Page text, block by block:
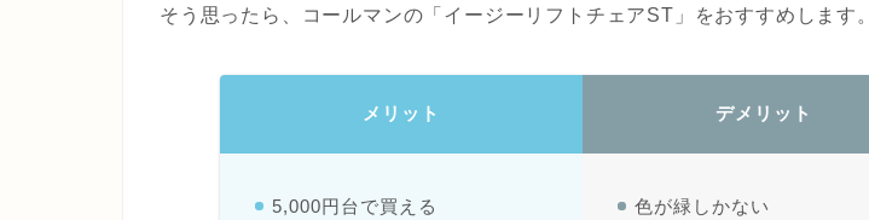
そう思ったら、コールマンの「イージーリフトチェアST」をおすすめします。
メリット
5,000円台で買える
デメリット
色が緑しかない